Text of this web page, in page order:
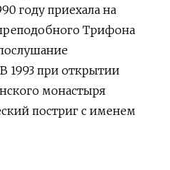
году приехала на
Трифона
1993 при открытии
монастыря
постриг с именем